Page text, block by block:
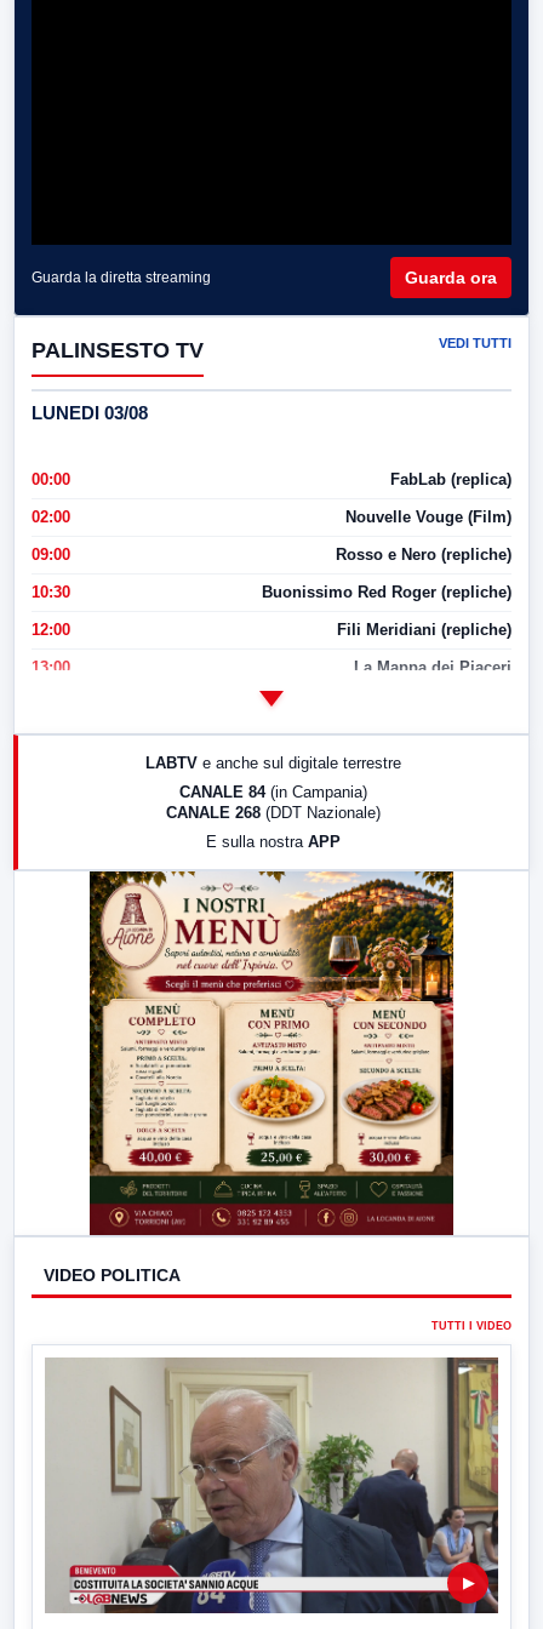
Guarda la diretta streaming Guarda ora
PALINSESTO TV VEDI TUTTI
LUNEDI 03/08
00:00 FabLab (replica)
02:00 Nouvelle Vouge (Film)
09:00 Rosso e Nero (repliche)
10:30 Buonissimo Red Roger (repliche)
12:00 Fili Meridiani (repliche)
13:00 La Mappa dei Piaceri
LabNews (replica)
LABTV e anche sul digitale terrestre
CANALE 84 (in Campania)
CANALE 268 (DDT Nazionale)
E sulla nostra APP
VIDEO POLITICA
TUTTI I VIDEO
▶